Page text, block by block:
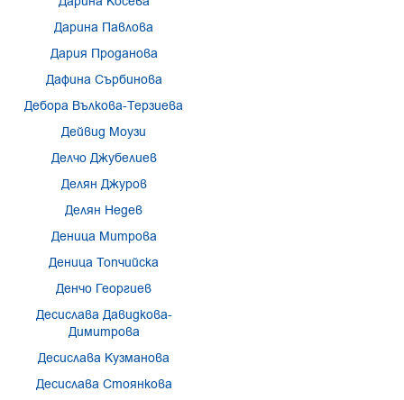
Дарина Павлова
Дария Проданова
Дафина Сърбинова
Дебора Вълкова-Терзиева
Дейвид Моузи
Делчо Джубелиев
Делян Джуров
Делян Недев
Деница Митрова
Деница Топчийска
Денчо Георгиев
Десислава Давидкова-
Димитрова
Десислава Кузманова
Десислава Стоянкова